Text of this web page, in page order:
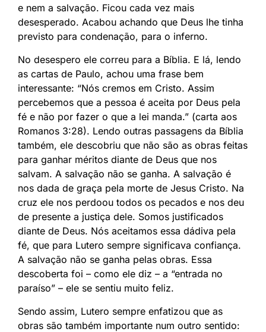
e nem a salvação. Ficou cada vez mais
desesperado. Acabou achando que Deus lhe tinha
previsto para condenação, para o inferno.
No desespero ele correu para a Bíblia. E lá, lendo
as cartas de Paulo, achou uma frase bem
interessante: “Nós cremos em Cristo. Assim
percebemos que a pessoa é aceita por Deus pela
fé e não por fazer o que a lei manda.” (carta aos
Romanos 3:28). Lendo outras passagens da Bíblia
também, ele descobriu que não são as obras feitas
para ganhar méritos diante de Deus que nos
salvam. A salvação não se ganha. A salvação é
nos dada de graça pela morte de Jesus Cristo. Na
cruz ele nos perdoou todos os pecados e nos deu
de presente a justiça dele. Somos justificados
diante de Deus. Nós aceitamos essa dádiva pela
fé, que para Lutero sempre significava confiança.
A salvação não se ganha pelas obras. Essa
descoberta foi – como ele diz – a “entrada no
paraíso” – ele se sentiu muito feliz.
Sendo assim, Lutero sempre enfatizou que as
obras são também importante num outro sentido: